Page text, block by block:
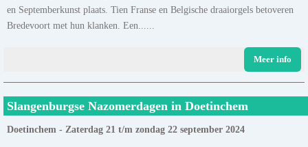
en Septemberkunst plaats. Tien Franse en Belgische draaiorgels betoveren
Bredevoort met hun klanken. Een......
Meer info
Slangenburgse Nazomerdagen in Doetinchem
Doetinchem - Zaterdag 21 t/m zondag 22 september 2024